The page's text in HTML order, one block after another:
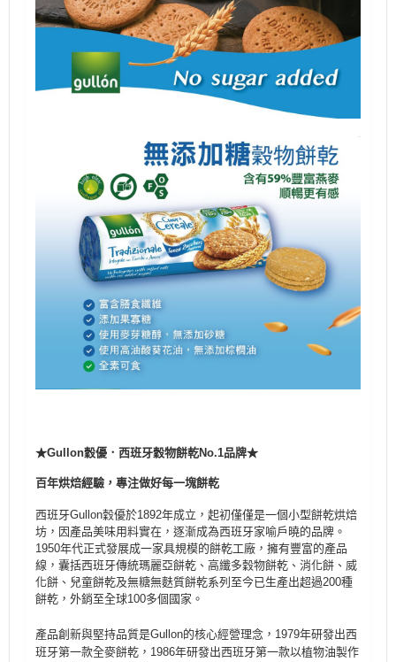
★Gullon穀優．西班牙穀物餅乾No.1品牌★
百年烘焙經驗，專注做好每一塊餅乾
西班牙Gullon穀優於1892年成立，起初僅僅是一個小型餅乾烘焙
坊，因產品美味用料實在，逐漸成為西班牙家喻戶曉的品牌。
1950年代正式發展成一家具規模的餅乾工廠，擁有豐富的產品
線，囊括西班牙傳統瑪麗亞餅乾、高纖多穀物餅乾、消化餅、威
化餅、兒童餅乾及無糖無麩質餅乾系列至今已生產出超過200種
餅乾，外銷至全球100多個國家。
產品創新與堅持品質是Gullon的核心經營理念，1979年研發出西
班牙第一款全麥餅乾，1986年研發出西班牙第一款以植物油製作